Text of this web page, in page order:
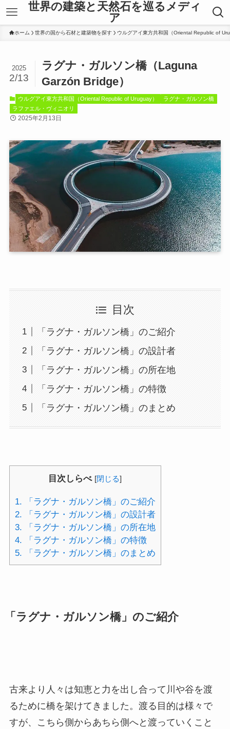
世界の建築と天然石を巡るメディ
ア
ホーム 世界の国から石材と建築物を探す ウルグアイ東方共和国（Oriental Republic of
ラグナ・ガルソン橋（Laguna
Garzón Bridge）
2025
2/13
ウルグアイ東方共和国（Oriental Republic of Uruguay）
ラグナ・ガルソン橋
ラファエル・ヴィニオリ
2025年2月13日
目次
「ラグナ・ガルソン橋」のご紹介
「ラグナ・ガルソン橋」の設計者
「ラグナ・ガルソン橋」の所在地
「ラグナ・ガルソン橋」の特徴
「ラグナ・ガルソン橋」のまとめ
目次しらべ [閉じる]
1. 「ラグナ・ガルソン橋」のご紹介
2. 「ラグナ・ガルソン橋」の設計者
3. 「ラグナ・ガルソン橋」の所在地
4. 「ラグナ・ガルソン橋」の特徴
5. 「ラグナ・ガルソン橋」のまとめ
「ラグナ・ガルソン橋」のご紹介
古来より人々は知恵と力を出し合って川や谷を渡
るために橋を架けてきました。渡る目的は様々で
すが、こちら側からあちら側へと渡っていくこと